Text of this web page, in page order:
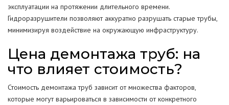
эксплуатации на протяжении длительного времени.
Гидроразрушители позволяют аккуратно разрушать старые трубы,
минимизируя воздействие на окружающую инфраструктуру.
Цена демонтажа труб: на
что влияет стоимость?
Стоимость демонтажа труб зависит от множества факторов,
которые могут варьироваться в зависимости от конкретного